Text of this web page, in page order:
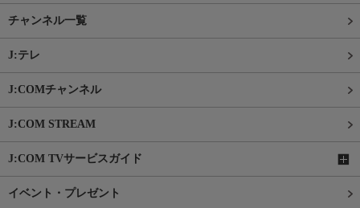
チャンネル一覧
J:テレ
J:COMチャンネル
J:COM STREAM
J:COM TVサービスガイド
イベント・プレゼント